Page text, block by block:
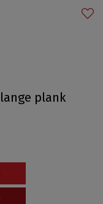
lange plank